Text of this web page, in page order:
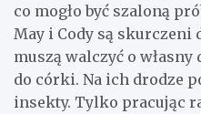
co mogło być szaloną
May i Cody są
muszą walczyć o
do córki. Na ich drodze
insekty. Tylko pracując